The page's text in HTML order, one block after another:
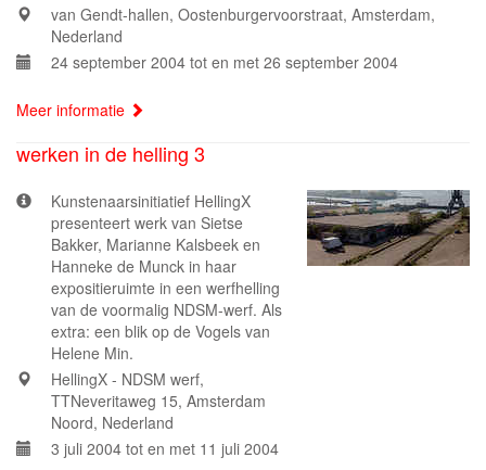
van Gendt-hallen, Oostenburgervoorstraat, Amsterdam,
Nederland
24 september 2004 tot en met 26 september 2004
Meer informatie
werken in de helling 3
Kunstenaarsinitiatief HellingX
presenteert werk van Sietse
Bakker, Marianne Kalsbeek en
Hanneke de Munck in haar
expositieruimte in een werfhelling
van de voormalig NDSM-werf. Als
extra: een blik op de Vogels van
Helene Min.
HellingX - NDSM werf,
TTNeveritaweg 15, Amsterdam
Noord, Nederland
3 juli 2004 tot en met 11 juli 2004